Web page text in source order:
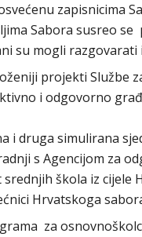
zapisnicima
Sabora susreo
su mogli razgovarati
projekti Službe
i odgovorno
i druga simulirana
s Agencijom za
škola iz cijele
Hrvatskoga
za